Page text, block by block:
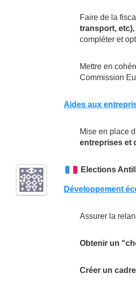
Faire de la
transport,
compléter et
Mettre en
Commission
Aides aux
Mise en place
entreprises et
Elections
Développement
Assurer la
Obtenir un
Créer un